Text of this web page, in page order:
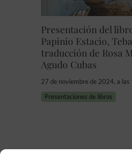
Presentación del
Papinio Estacio,
traducción de Rosa
Agudo Cubas
27 de noviembre de 2024, a las
Presentaciones de libros